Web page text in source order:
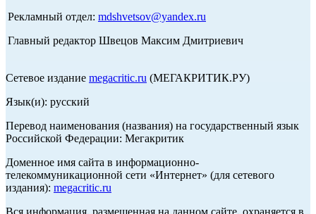
Рекламный отдел: mdshvetsov@yandex.ru
Главный редактор Швецов Максим Дмитриевич
Сетевое издание megacritic.ru (МЕГАКРИТИК.РУ)
Язык(и): русский
Перевод наименования (названия) на государственный язык
Российской Федерации: Мегакритик
Доменное имя сайта в информационно-
телекоммуникационной сети «Интернет» (для сетевого
издания): megacritic.ru